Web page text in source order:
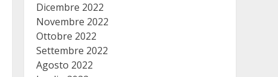
Dicembre 2022
Novembre 2022
Ottobre 2022
Settembre 2022
Agosto 2022